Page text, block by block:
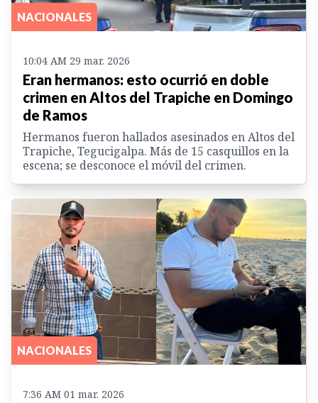
NACIONALES
10:04 AM 29 mar. 2026
Eran hermanos: esto ocurrió en doble
crimen en Altos del Trapiche en Domingo
de Ramos
Hermanos fueron hallados asesinados en Altos del
Trapiche, Tegucigalpa. Más de 15 casquillos en la
escena; se desconoce el móvil del crimen.
NACIONALES
7:36 AM 01 mar. 2026